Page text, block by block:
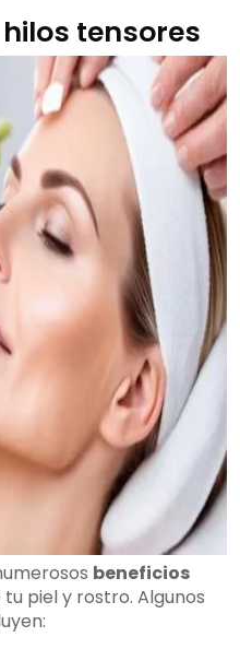
tensores
beneficios
piel y rostro. Algunos